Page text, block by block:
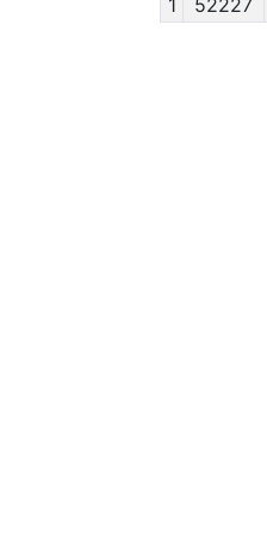
1
52227